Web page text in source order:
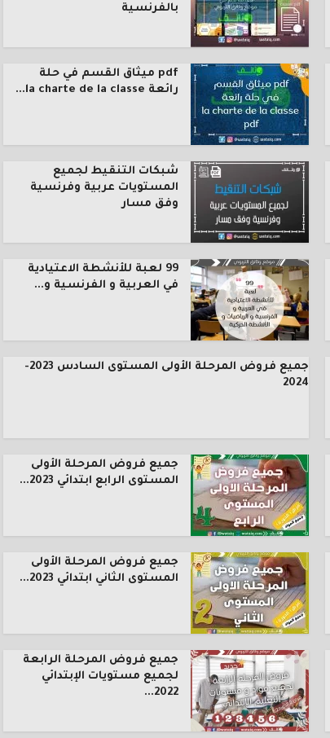
بالفرنسية
pdf ميثاق القسم في حلة
رائعة la charte de la classe...
شبكات التنقيط لجميع
المستويات عربية وفرنسية
وفق مسار
99 لعبة للأنشطة الاعتيادية
في العربية و الفرنسية و...
جميع فروض المرحلة الأولى المستوى السادس 2023-
2024
جميع فروض المرحلة الأولى
المستوى الرابع ابتدائي 2023...
جميع فروض المرحلة الأولى
المستوى الثاني ابتدائي 2023...
جميع فروض المرحلة الرابعة
لجميع مستويات الإبتدائي
2022...